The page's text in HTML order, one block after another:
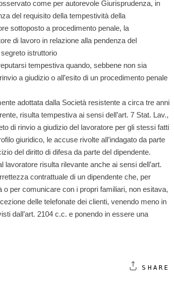
come per autorevole Giurisprudenza, in
del requisito della tempestività della
sottoposto a procedimento penale, la
di lavoro in relazione alla pendenza del
istruttorio
tempestiva quando, sebbene non sia
a giudizio o all’esito di un procedimento penale
adottata dalla Società resistente a circa tre anni
risulta tempestiva ai sensi dell’art. 7 Stat. Lav.,
di rinvio a giudizio del lavoratore per gli stessi fatti
giuridico, le accuse rivolte all’indagato da parte
del diritto di difesa da parte del dipendente.
risulta rilevante anche ai sensi dell’art.
contrattuale di un dipendente che, per
per comunicare con i propri familiari, non esitava,
delle telefonate dei clienti, venendo meno in
dall’art. 2104 c.c. e ponendo in essere una
SHARE